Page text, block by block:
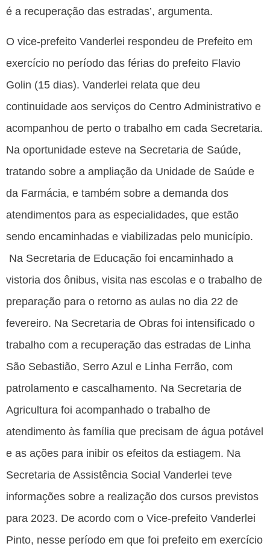
é a recuperação das estradas’, argumenta.
O vice-prefeito Vanderlei respondeu de Prefeito em
exercício no período das férias do prefeito Flavio
Golin (15 dias). Vanderlei relata que deu
continuidade aos serviços do Centro Administrativo e
acompanhou de perto o trabalho em cada Secretaria.
Na oportunidade esteve na Secretaria de Saúde,
tratando sobre a ampliação da Unidade de Saúde e
da Farmácia, e também sobre a demanda dos
atendimentos para as especialidades, que estão
sendo encaminhadas e viabilizadas pelo município.
Na Secretaria de Educação foi encaminhado a
vistoria dos ônibus, visita nas escolas e o trabalho de
preparação para o retorno as aulas no dia 22 de
fevereiro. Na Secretaria de Obras foi intensificado o
trabalho com a recuperação das estradas de Linha
São Sebastião, Serro Azul e Linha Ferrão, com
patrolamento e cascalhamento. Na Secretaria de
Agricultura foi acompanhado o trabalho de
atendimento às família que precisam de água potável
e as ações para inibir os efeitos da estiagem. Na
Secretaria de Assistência Social Vanderlei teve
informações sobre a realização dos cursos previstos
para 2023. De acordo com o Vice-prefeito Vanderlei
Pinto, nesse período em que foi prefeito em exercício